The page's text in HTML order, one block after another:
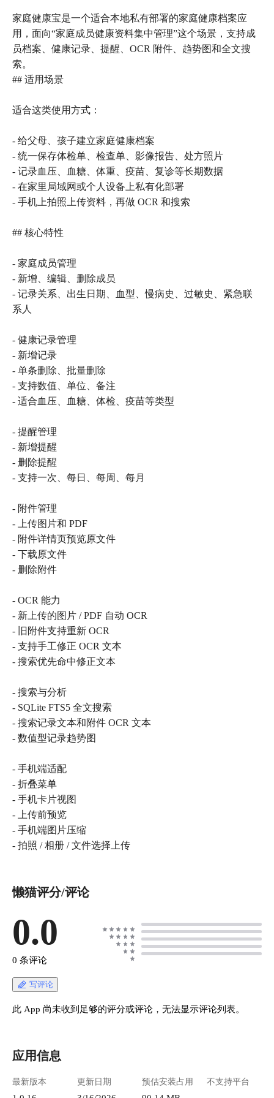
家庭健康宝是一个适合本地私有部署的家庭健康档案应
用，面向“家庭成员健康资料集中管理”这个场景，支持成
员档案、健康记录、提醒、OCR 附件、趋势图和全文搜
索。
## 适用场景
适合这类使用方式：
- 给父母、孩子建立家庭健康档案
- 统一保存体检单、检查单、影像报告、处方照片
- 记录血压、血糖、体重、疫苗、复诊等长期数据
- 在家里局域网或个人设备上私有化部署
- 手机上拍照上传资料，再做 OCR 和搜索
## 核心特性
- 家庭成员管理
- 新增、编辑、删除成员
- 记录关系、出生日期、血型、慢病史、过敏史、紧急联
系人
- 健康记录管理
- 新增记录
- 单条删除、批量删除
- 支持数值、单位、备注
- 适合血压、血糖、体检、疫苗等类型
- 提醒管理
- 新增提醒
- 删除提醒
- 支持一次、每日、每周、每月
- 附件管理
- 上传图片和 PDF
- 附件详情页预览原文件
- 下载原文件
- 删除附件
- OCR 能力
- 新上传的图片 / PDF 自动 OCR
- 旧附件支持重新 OCR
- 支持手工修正 OCR 文本
- 搜索优先命中修正文本
- 搜索与分析
- SQLite FTS5 全文搜索
- 搜索记录文本和附件 OCR 文本
- 数值型记录趋势图
- 手机端适配
- 折叠菜单
- 手机卡片视图
- 上传前预览
- 手机端图片压缩
- 拍照 / 相册 / 文件选择上传
懒猫评分/评论
0.0
0 条评论
写评论
此 App 尚未收到足够的评分或评论，无法显示评论列表。
应用信息
最新版本 更新日期 预估安装占用 不支持平台